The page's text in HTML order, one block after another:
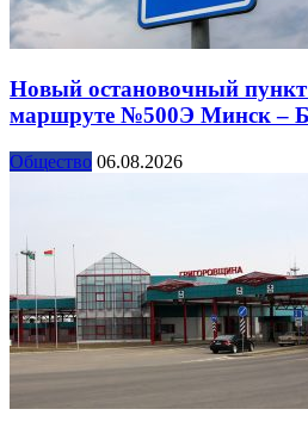
Новый остановочный пункт
маршруте №500Э Минск –
Общество 06.08.2026